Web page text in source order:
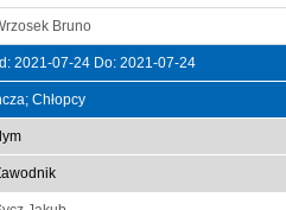
Bruno
2021-07-24 Do: 2021-07-24
Chłopcy